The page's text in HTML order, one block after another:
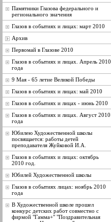
Памятники Глазова федерального и
регионального значения
Глазов в событиях и лицах: март 2010
Архив
Первомай в Глазове 2010
Глазов в событиях и лицах. Апрель 2010
года
9 Мая - 65 летие Великой Победы
Глазов в событиях и лицах: май 2010
Глазов в событиях и лицах - июнь 2010
Глазов в событиях и лицах. Август 2010
года
Юбилею Художественной школы
посвящается: работы детей
преподавателя Жуйковой И.А.
Глазов в событиях и лицах: октябрь
2010 год.
Юбилей Художественной школы
Глазов в событиях лицах: ноябрь 2010
года
В Художественной школе прошел
конкурс детских работ совместно с
фирмой "Гамма+" "Поздравительная